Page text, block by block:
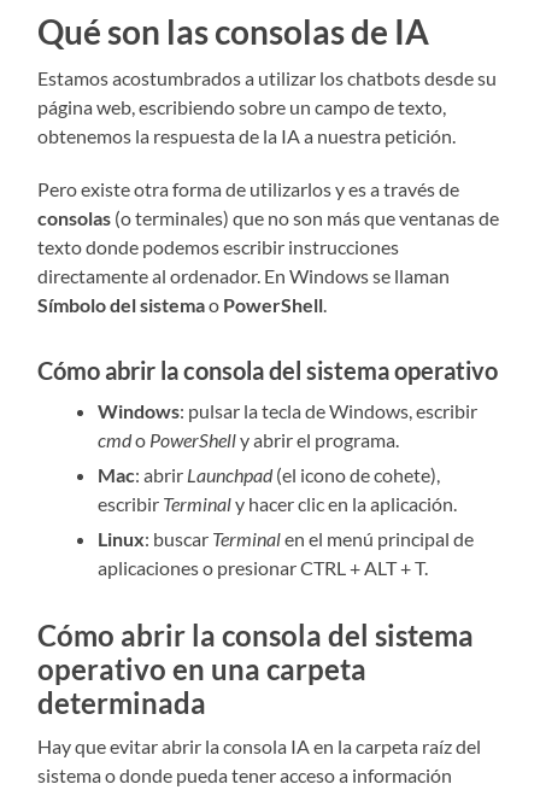
Qué son las consolas de IA
Estamos acostumbrados a utilizar los chatbots desde su
página web, escribiendo sobre un campo de texto,
obtenemos la respuesta de la IA a nuestra petición.
Pero existe otra forma de utilizarlos y es a través de
consolas (o terminales) que no son más que ventanas de
texto donde podemos escribir instrucciones
directamente al ordenador. En Windows se llaman
Símbolo del sistemao PowerShell.
Cómo abrir la consola del sistema operativo
Windows: pulsar la tecla de Windows, escribir
cmdo PowerShelly abrir el programa.
Mac: abrir Launchpad(el icono de cohete),
escribir Terminaly hacer clic en la aplicación.
Linux: buscar Terminalen el menú principal de
aplicaciones o presionar CTRL + ALT + T.
Cómo abrir la consola del sistema
operativo en una carpeta
determinada
Hay que evitar abrir la consola IA en la carpeta raíz del
sistema o donde pueda tener acceso a información